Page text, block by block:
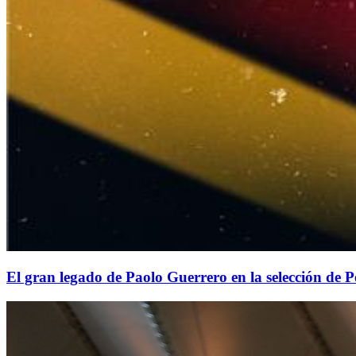
El gran legado de Paolo Guerrero en la selección de